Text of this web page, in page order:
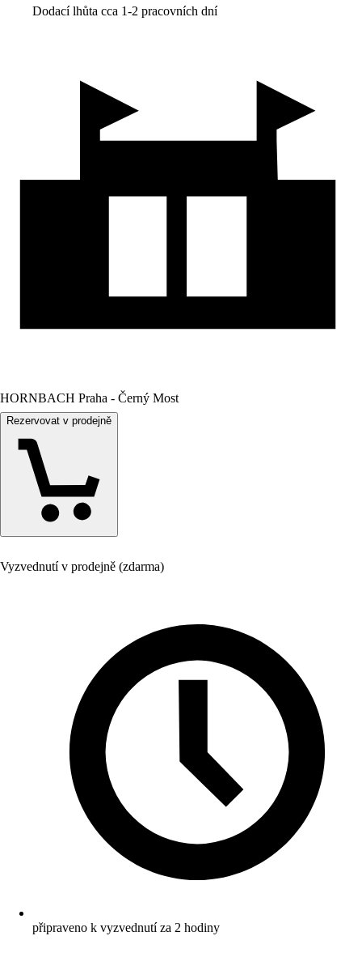
Dodací lhůta cca 1-2 pracovních dní
HORNBACH Praha - Černý Most
Rezervovat v prodejně
Vyzvednutí v prodejně (zdarma)
připraveno k vyzvednutí za 2 hodiny